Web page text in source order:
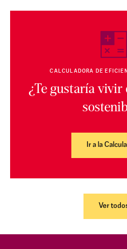
CALCULADORA DE
¿Te gustaría vivir
Ir a la
Ver